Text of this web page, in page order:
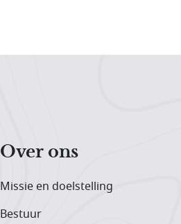
Over ons
Missie en doelstelling
Bestuur